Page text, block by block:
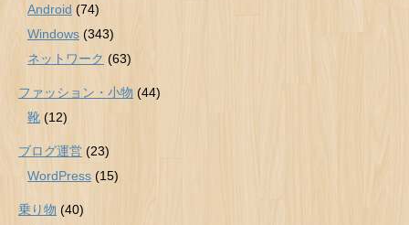
Android (74)
Windows (343)
ネットワーク (63)
ファッション・小物 (44)
靴 (12)
ブログ運営 (23)
WordPress (15)
乗り物 (40)